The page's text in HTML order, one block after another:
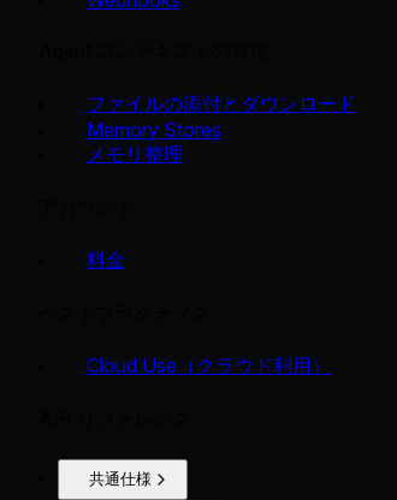
ファイルの添付とダウンロード
Memory Stores
メモリ整理
料金
Cloud Use（クラウド利用）
共通仕様